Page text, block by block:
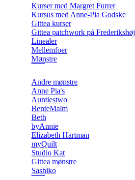
Kurser med Margret Furrer
Kursus med Anne-Pia Godske
Gittea kurser
Gittea patchwork på Frederikshøj
Linealer
Mellemfoer
Mønstre
Andre mønstre
Anne Pia's
Auntiestwo
BenteMalm
Beth
byAnnie
Elizabeth Hartman
myQuilt
Studio Kat
Gittea mønstre
Sashiko